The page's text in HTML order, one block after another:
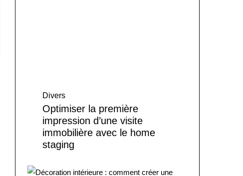
Divers
Optimiser la première
impression d’une visite
immobilière avec le home
staging